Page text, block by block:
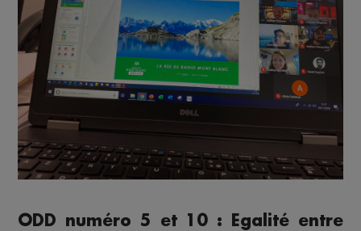
ODD numéro 5 et 10 : Egalité entre